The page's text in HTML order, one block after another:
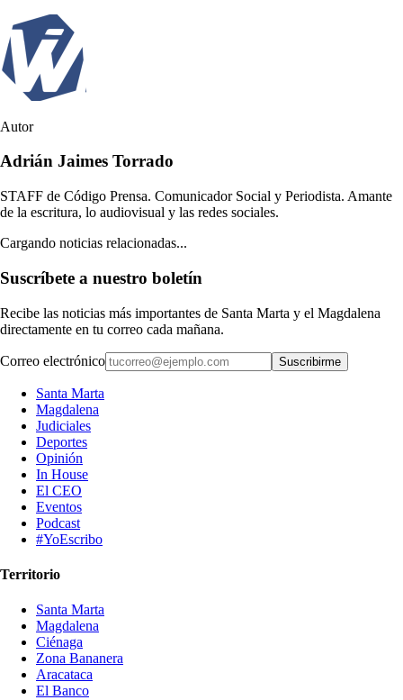
Autor
Adrián Jaimes Torrado
STAFF de Código Prensa. Comunicador Social y Periodista. Amante
de la escritura, lo audiovisual y las redes sociales.
Cargando noticias relacionadas...
Suscríbete a nuestro boletín
Recibe las noticias más importantes de Santa Marta y el Magdalena
directamente en tu correo cada mañana.
Correo electrónico Suscribirme
Santa Marta
Magdalena
Judiciales
Deportes
Opinión
In House
El CEO
Eventos
Podcast
#YoEscribo
Territorio
Santa Marta
Magdalena
Ciénaga
Zona Bananera
Aracataca
El Banco